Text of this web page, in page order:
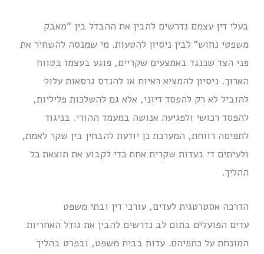
בעלי דין עצמם נדרשים להבין את ההבדל בין “מאבק
משפטי נחוש” לבין ניסיון להטעות. מי שמנסה להשחיר את
פני הצד שכנגד באמצעים שקריים, פוגע בעצמו בטווח
הארוך. ניסיון להמציא ראיות או להנדס גרסאות עלול
להוביל לא רק להפסד דיוני, אלא גם להשלכות פליליות,
להפסד רכושי ולפגיעה אנושה במעמד ההורי. בניגוד
לתפיסה רווחת, המערכת כן יודעת להבחין בין שקר לאמת,
ולעיתים די בעדות שקרית אחת כדי לקבוע את תוצאת כל
ההליך.
הדרכה אסטרטגית לעדים, עורכי דין ובתי משפט
עדים הפועלים בתום לב נדרשים להבין את גודל האחריות
המונחת על כתפיהם. עדות בבית משפט, ובפרט בהליך